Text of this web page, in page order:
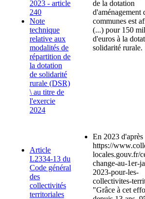
2023 - article
240
Note
technique
relative aux
modalités de
répartition de
la dotation
de solidarité
rurale (DSR)
\ au titre de
l'exercie
2024
de la dotation
d'aménagement
communes est
(...) pour 150
d'euros à la
solidarité rurale.
Article
L2334-13 du
Code général
des
collectivités
territoriales
En 2023 d'après
https://
locales.gouv.fr/
change-au-1er-
2023-pour-les-
collectivites-
"Grâce à cet